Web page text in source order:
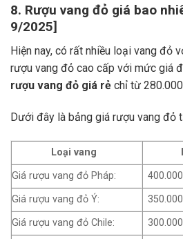
8. Rượu vang đỏ giá bao
9/2025]
Hiện nay, có rất nhiều loại vang đỏ
rượu vang đỏ cao cấp với mức giá
rượu vang đỏ giá rẻ chỉ từ
Dưới đây là bảng giá rượu vang đỏ
Loại vang
Giá rượu vang đỏ Pháp:
Giá rượu vang đỏ Ý:
Giá rượu vang đỏ Chile: